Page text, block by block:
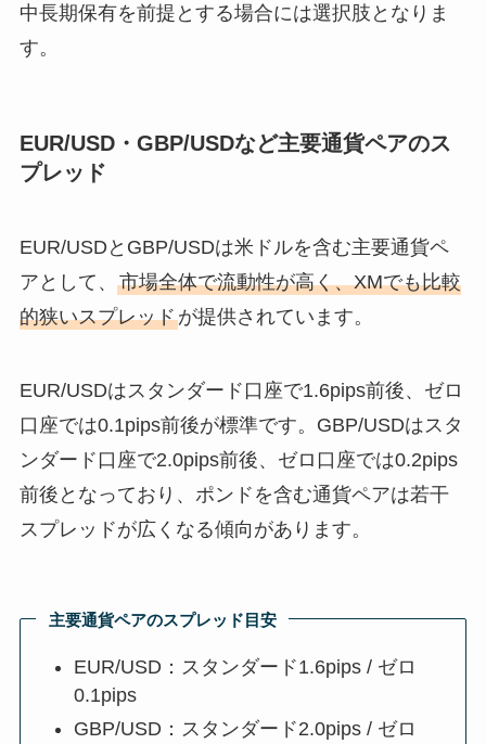
中長期保有を前提とする場合には選択肢となりま
す。
EUR/USD・GBP/USDなど主要通貨ペアのス
プレッド
EUR/USDとGBP/USDは米ドルを含む主要通貨ペ
アとして、 市場全体で流動性が高く、XMでも比較
的狭いスプレッドが提供されています。
EUR/USDはスタンダード口座で1.6pips前後、ゼロ
口座では0.1pips前後が標準です。GBP/USDはスタ
ンダード口座で2.0pips前後、ゼロ口座では0.2pips
前後となっており、ポンドを含む通貨ペアは若干
スプレッドが広くなる傾向があります。
主要通貨ペアのスプレッド目安
EUR/USD：スタンダード1.6pips / ゼロ
0.1pips
GBP/USD：スタンダード2.0pips / ゼロ